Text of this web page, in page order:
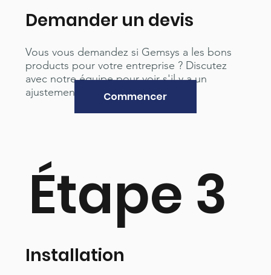
Étape 3
Installation
Demander un devis
Vous vous demandez si Gemsys a les bons
products pour votre entreprise ? Discutez
avec notre équipe pour voir s'il y a un
ajustement.
Commencer